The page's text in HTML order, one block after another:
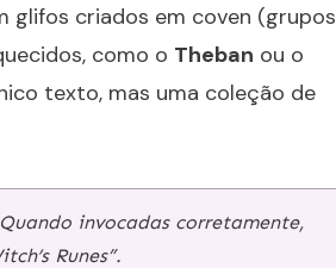
glifos criados em coven (grupos
como o Theban ou o
texto, mas uma coleção de
invocadas corretamente,
Runes”.